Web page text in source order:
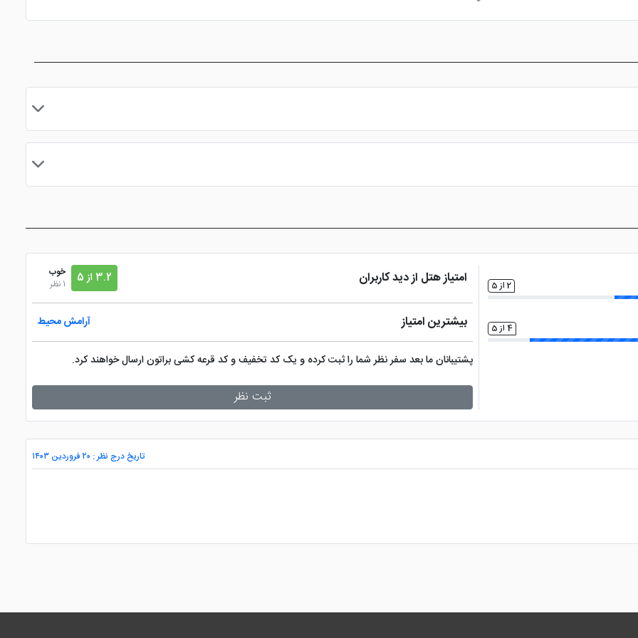
از پرداخت در درگاه بانکی، رزرو آنلاین خود را نهایی و واچر هتل را دریافت نمایید.
2 از 5
4 از 5
امتیاز هتل از دید کاربران 3.2 از 5
خوب
1 نظر
بیشترین امتیاز آرامش محیط
پشتیبانان ما بعد سفر نظر شما را ثبت کرده و یک کد تخفیف و کد قرعه کشی براتون ارسال خواهند کرد.
ثبت نظر
تاریخ درج نظر : ۲۰ فروردین ۱۴۰۳